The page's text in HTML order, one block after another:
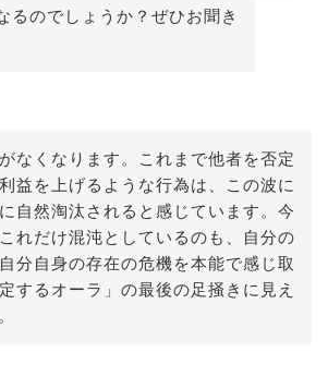
るのでしょうか？ぜひお聞き
がなくなります。これまで他者を否定
益を上げるような行為は、この波に
自然淘汰されると感じています。今
れだけ混沌としているのも、自分の
分自身の存在の危機を本能で感じ取
するオーラ」の最後の足掻きに見え